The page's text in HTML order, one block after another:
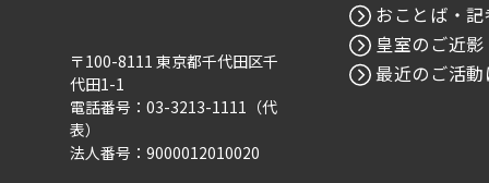
〒100-8111 東京都千代田区千
代田1-1
電話番号：03-3213-1111（代
表）
法人番号：9000012010020
おことば・
皇室のご近影
最近のご活